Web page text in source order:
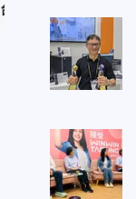
。（圖／美聯社）